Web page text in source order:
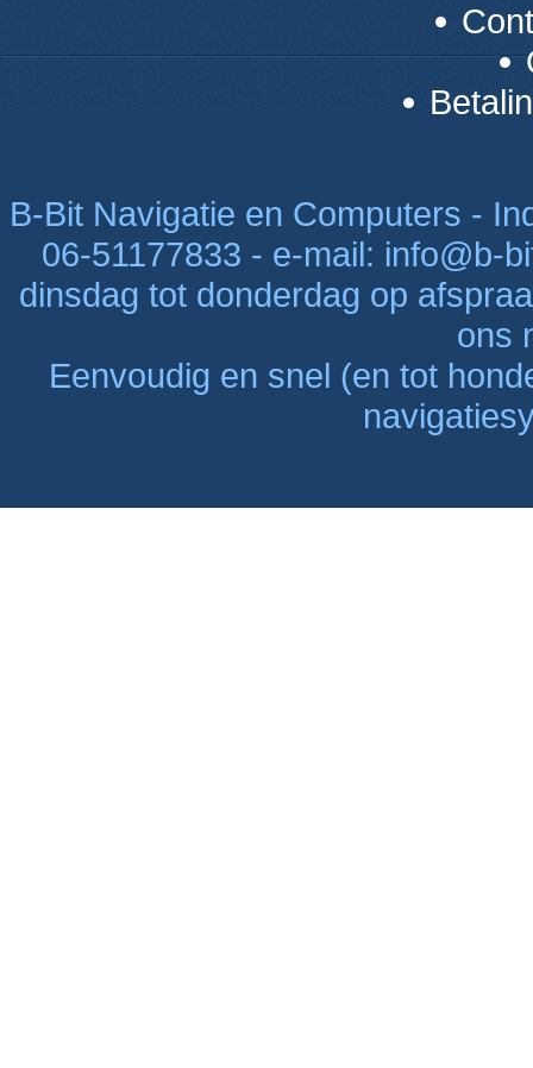
B-Bit Navigatie en Computers -
06-51177833 - e-mail: info@b-
dinsdag tot donderdag op
ons
Eenvoudig en snel (en tot